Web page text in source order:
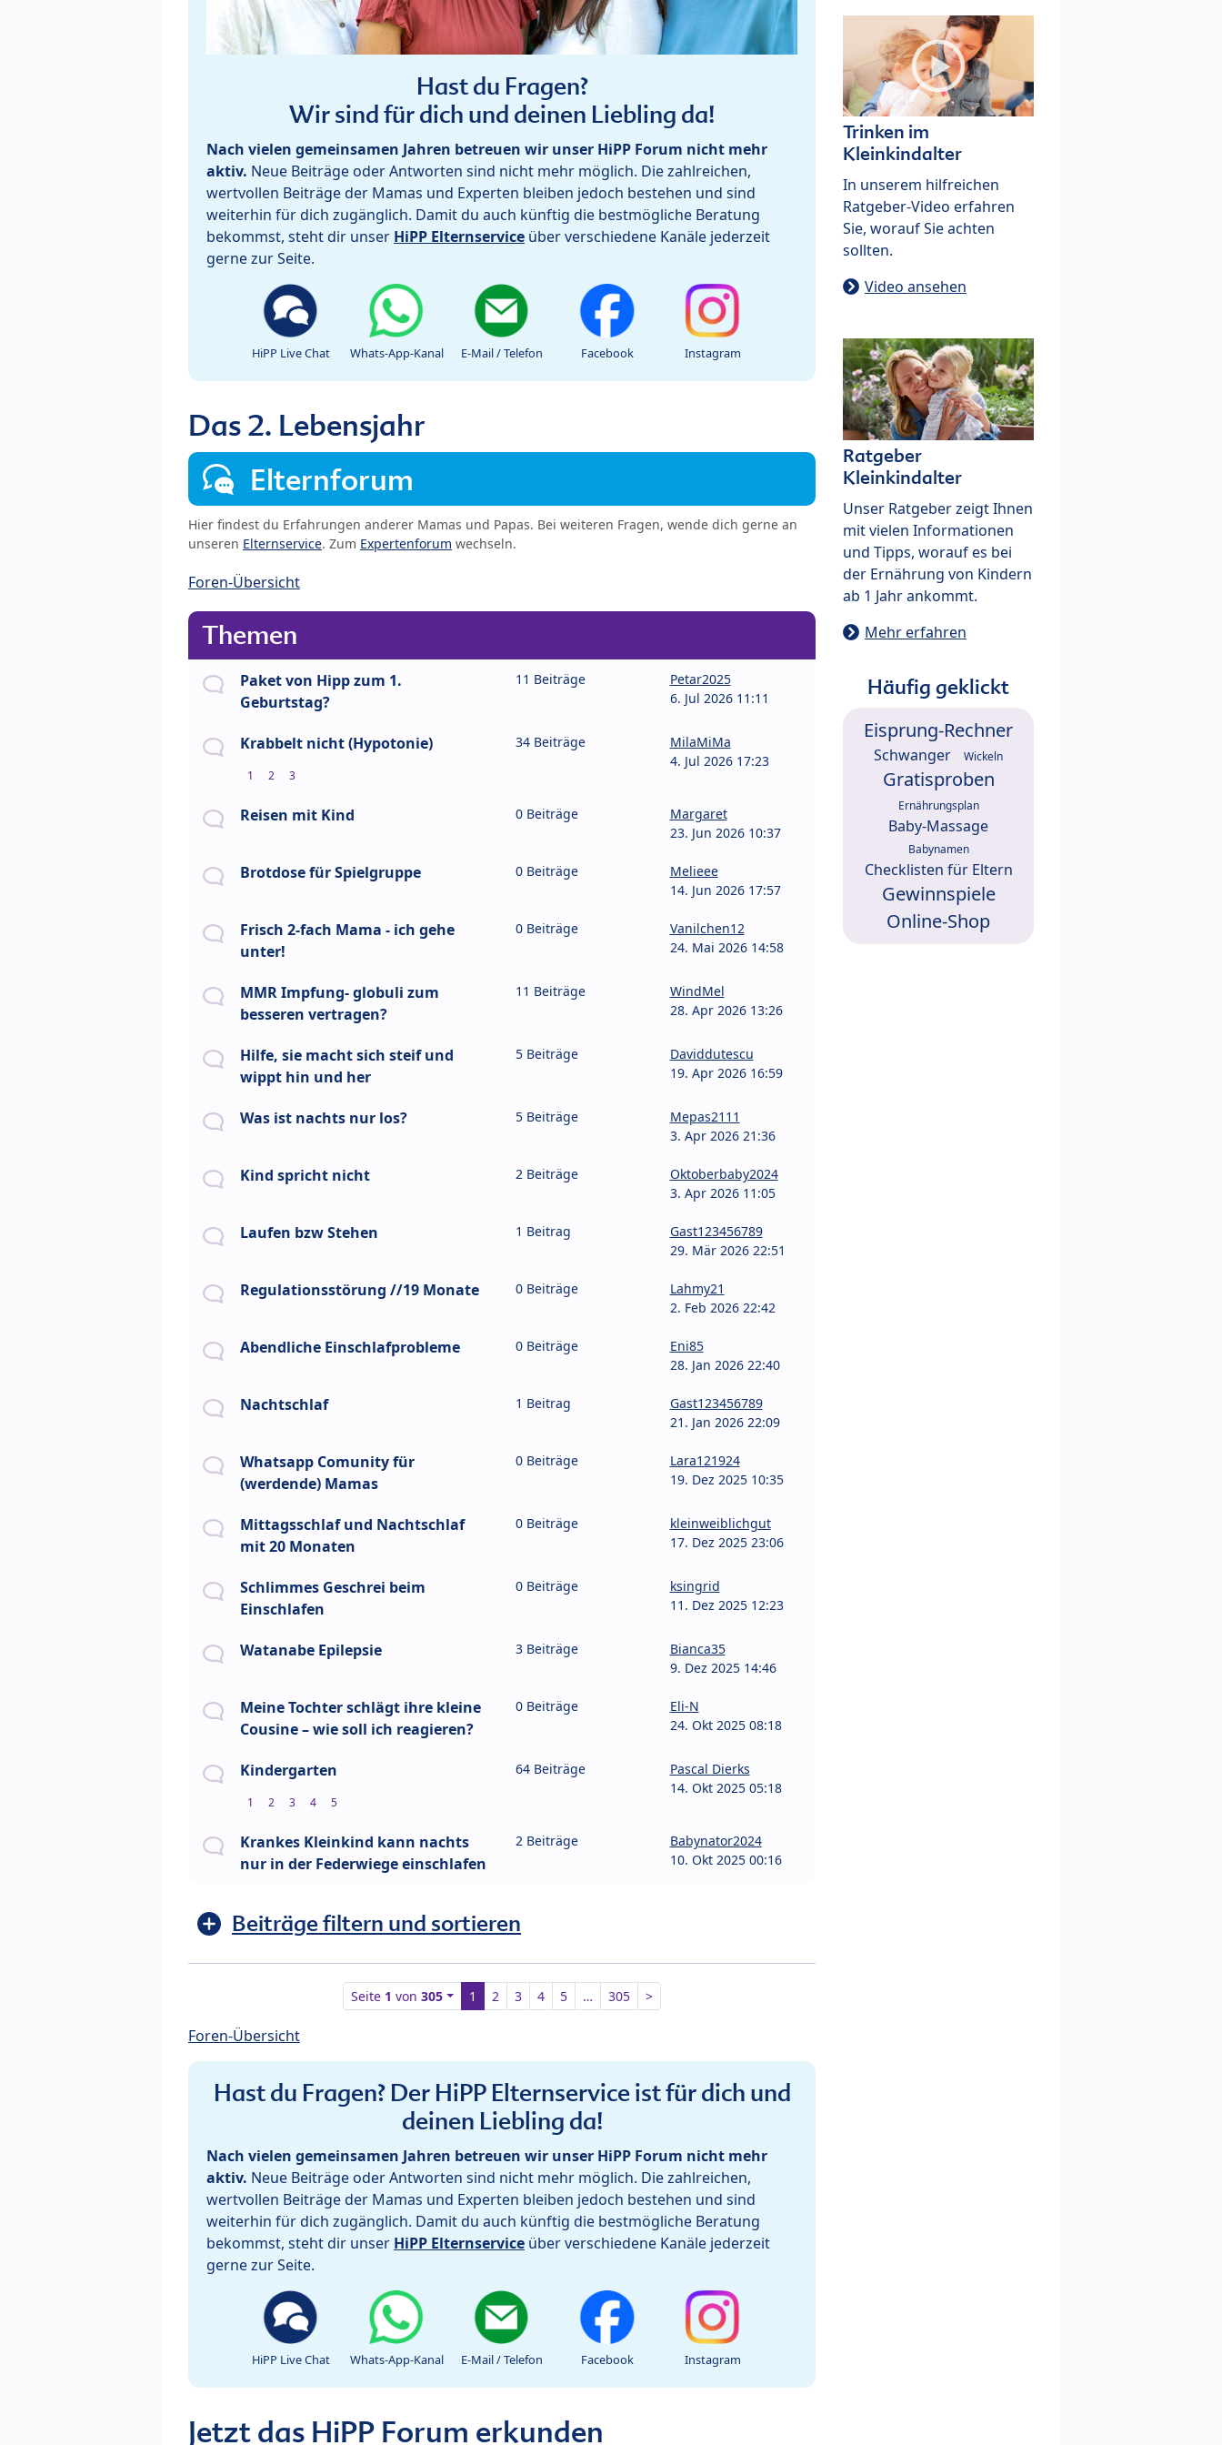
Hast du Fragen?
Wir sind für dich und deinen Liebling da!
Nach vielen gemeinsamen Jahren betreuen wir unser HiPP Forum nicht mehr
aktiv. Neue Beiträge oder Antworten sind nicht mehr möglich. Die zahlreichen,
wertvollen Beiträge der Mamas und Experten bleiben jedoch bestehen und sind
weiterhin für dich zugänglich. Damit du auch künftig die bestmögliche Beratung
bekommst, steht dir unser HiPP Elternservice über verschiedene Kanäle jederzeit
gerne zur Seite.
HiPP Live Chat Whats-App-Kanal E-Mail / Telefon Facebook Instagram
Das 2. Lebensjahr
Elternforum
Hier findest du Erfahrungen anderer Mamas und Papas. Bei weiteren Fragen, wende dich gerne an
unseren Elternservice. Zum Expertenforum wechseln.
Foren-Übersicht
Themen
Paket von Hipp zum 1.
Geburtstag?
11 Beiträge
Petar2025
6. Jul 2026 11:11
Krabbelt nicht (Hypotonie)
1 2 3
34 Beiträge
MilaMiMa
4. Jul 2026 17:23
Reisen mit Kind 0 Beiträge
Margaret
23. Jun 2026 10:37
Brotdose für Spielgruppe 0 Beiträge
Melieee
14. Jun 2026 17:57
Frisch 2-fach Mama - ich gehe
unter!
0 Beiträge
Vanilchen12
24. Mai 2026 14:58
MMR Impfung- globuli zum
besseren vertragen?
11 Beiträge
WindMel
28. Apr 2026 13:26
Hilfe, sie macht sich steif und
wippt hin und her
5 Beiträge
Daviddutescu
19. Apr 2026 16:59
Was ist nachts nur los? 5 Beiträge
Mepas2111
3. Apr 2026 21:36
Kind spricht nicht 2 Beiträge
Oktoberbaby2024
3. Apr 2026 11:05
Laufen bzw Stehen 1 Beitrag
Gast123456789
29. Mär 2026 22:51
Regulationsstörung //19 Monate 0 Beiträge
Lahmy21
2. Feb 2026 22:42
Abendliche Einschlafprobleme 0 Beiträge
Eni85
28. Jan 2026 22:40
Nachtschlaf 1 Beitrag
Gast123456789
21. Jan 2026 22:09
Whatsapp Comunity für
(werdende) Mamas
0 Beiträge
Lara121924
19. Dez 2025 10:35
Mittagsschlaf und Nachtschlaf
mit 20 Monaten
0 Beiträge
kleinweiblichgut
17. Dez 2025 23:06
Schlimmes Geschrei beim
Einschlafen
0 Beiträge
ksingrid
11. Dez 2025 12:23
Watanabe Epilepsie 3 Beiträge
Bianca35
9. Dez 2025 14:46
Meine Tochter schlägt ihre kleine
Cousine – wie soll ich reagieren?
0 Beiträge
Eli-N
24. Okt 2025 08:18
Kindergarten
1 2 3 4 5
64 Beiträge
Pascal Dierks
14. Okt 2025 05:18
Krankes Kleinkind kann nachts
nur in der Federwiege einschlafen
2 Beiträge
Babynator2024
10. Okt 2025 00:16
Beiträge filtern und sortieren
Seite 1 von305 1 2 3 4 5 … 305 >
Foren-Übersicht
Hast du Fragen? Der HiPP Elternservice ist für dich und
deinen Liebling da!
Nach vielen gemeinsamen Jahren betreuen wir unser HiPP Forum nicht mehr
aktiv. Neue Beiträge oder Antworten sind nicht mehr möglich. Die zahlreichen,
wertvollen Beiträge der Mamas und Experten bleiben jedoch bestehen und sind
weiterhin für dich zugänglich. Damit du auch künftig die bestmögliche Beratung
bekommst, steht dir unser HiPP Elternservice über verschiedene Kanäle jederzeit
gerne zur Seite.
HiPP Live Chat Whats-App-Kanal E-Mail / Telefon Facebook Instagram
Jetzt das HiPP Forum erkunden
Trinken im
Kleinkindalter
In unserem hilfreichen
Ratgeber-Video erfahren
Sie, worauf Sie achten
sollten.
Video ansehen
Ratgeber
Kleinkindalter
Unser Ratgeber zeigt Ihnen
mit vielen Informationen
und Tipps, worauf es bei
der Ernährung von Kindern
ab 1 Jahr ankommt.
Mehr erfahren
Häufig geklickt
Eisprung-Rechner
Schwanger Wickeln
Gratisproben
Ernährungsplan
Baby-Massage
Babynamen
Checklisten für Eltern
Gewinnspiele
Online-Shop